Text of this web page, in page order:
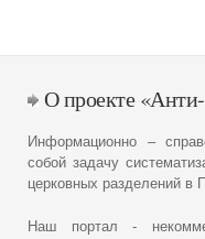
О проекте
Информационно –
собой задачу
церковных разделений в
Наш портал -